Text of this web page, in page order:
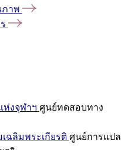
ภาพ
ห่งจุฬาฯ ศูนย์ทดสอบทาง
ฉลิมพระเกียรติ ศูนย์การแปล